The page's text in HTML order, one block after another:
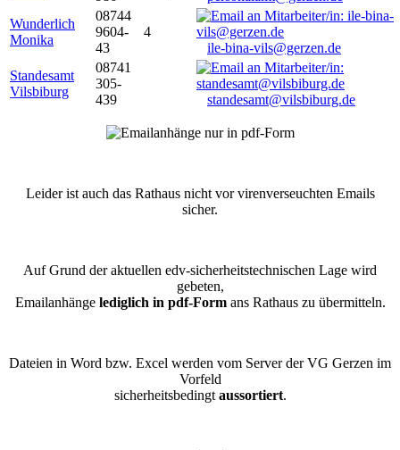
Wunderlich
Monika
08744
9604-
43
4
ile-bina-vils@gerzen.de
Standesamt
Vilsbiburg
08741
305-
439
standesamt@vilsbiburg.de
Leider ist auch das Rathaus nicht vor virenverseuchten Emails
sicher.
Auf Grund der aktuellen edv-sicherheitstechnischen Lage wird
gebeten,
Emailanhänge lediglich in pdf-Formans Rathaus zu übermitteln.
Dateien in Word bzw. Excel werden vom Server der VG Gerzen im
Vorfeld
sicherheitsbedingt aussortiert.